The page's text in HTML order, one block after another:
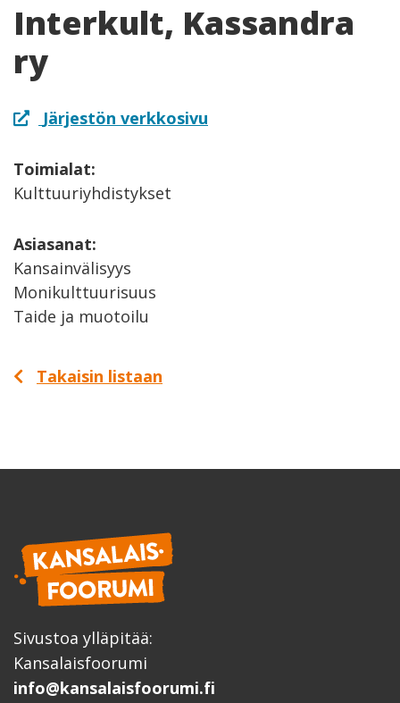
Interkult, Kassandra
ry
Järjestön verkkosivu
Toimialat:
Kulttuuriyhdistykset
Asiasanat:
Kansainvälisyys
Monikulttuurisuus
Taide ja muotoilu
Takaisin listaan
Sivustoa ylläpitää:
Kansalaisfoorumi
info@kansalaisfoorumi.fi